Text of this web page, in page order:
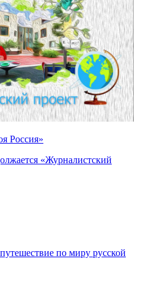
Россия»
«Журналистский
по миру русской